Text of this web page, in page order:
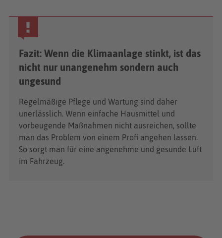
Fazit: Wenn die Klimaanlage stinkt, ist das
nicht nur unangenehm sondern auch
ungesund
Regelmäßige Pflege und Wartung sind daher
unerlässlich. Wenn einfache Hausmittel und
vorbeugende Maßnahmen nicht ausreichen, sollte
man das Problem von einem Profi angehen lassen.
So sorgt man für eine angenehme und gesunde Luft
im Fahrzeug.